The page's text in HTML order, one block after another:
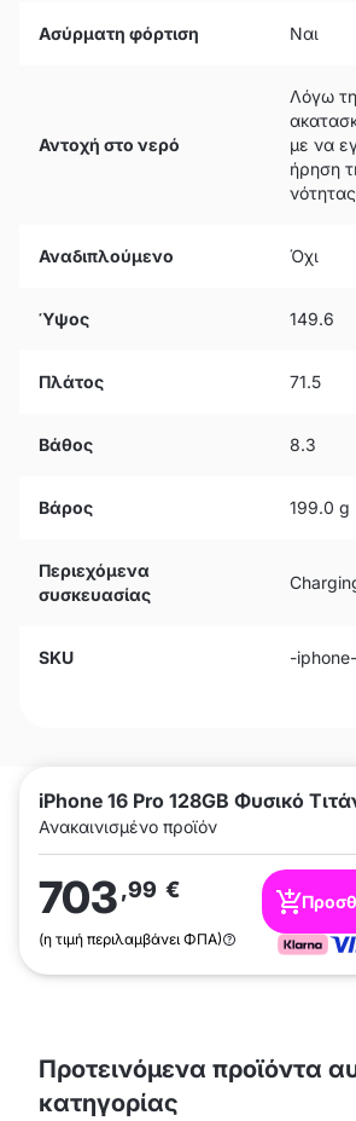
iPhone 16 Pro 128GB Φυσικό
Ανακαινισμένο προϊόν
703,99 €
(η τιμή περιλαμβάνει ΦΠΑ)
Ασύρματη φόρτιση Ναι
Αντοχή στο νερό
Λόγω
με να
ήρηση
Αναδιπλούμενο Όχι
Ύψος 149.6
Πλάτος 71.5
Βάθος 8.3
Βάρος 199.0 g
Περιεχόμενα
συσκευασίας
SKU -
Προτεινόμενα προϊόντα
κατηγορίας